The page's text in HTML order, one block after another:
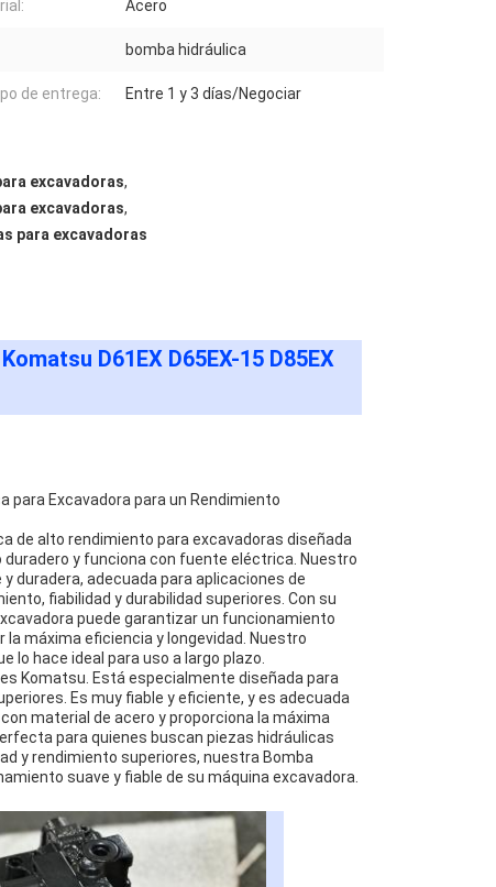
Acero
bomba hidráulica
de entrega: Entre 1 y 3 días/Negociar
excavadoras,
excavadoras,
para excavadoras
D61EX D65EX-15 D85EX
para Excavadora para un Rendimiento
de alto rendimiento para excavadoras diseñada
y funciona con fuente eléctrica. Nuestro
duradera, adecuada para aplicaciones de
fiabilidad y durabilidad superiores. Con su
puede garantizar un funcionamiento
máxima eficiencia y longevidad. Nuestro
lo hace ideal para uso a largo plazo.
es Komatsu. Está especialmente diseñada para
Es muy fiable y eficiente, y es adecuada
material de acero y proporciona la máxima
para quienes buscan piezas hidráulicas
y rendimiento superiores, nuestra Bomba
suave y fiable de su máquina excavadora.